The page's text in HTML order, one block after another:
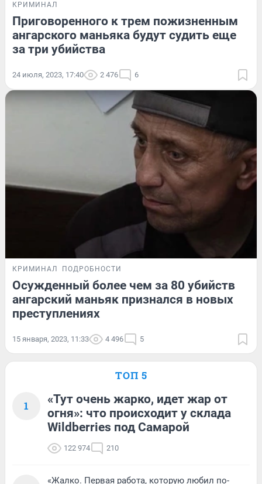
КРИМИНАЛ
Приговоренного к трем пожизненным
ангарского маньяка будут судить еще
за три убийства
24 июля, 2023, 17:40 2 476 6
КРИМИНАЛ ПОДРОБНОСТИ
Осужденный более чем за 80 убийств
ангарский маньяк признался в новых
преступлениях
15 января, 2023, 11:33 4 496 5
ТОП 5
1
«Тут очень жарко, идет жар от
огня»: что происходит у склада
Wildberries под Самарой
122 974 210
«Жалко. Первая работа, которую любил по-